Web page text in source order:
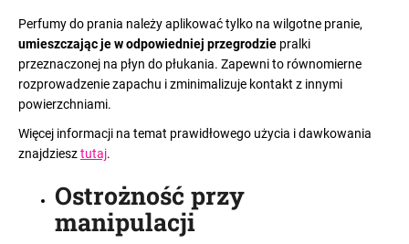
u
ł
ó
w
Perfumy do prania należy aplikować tylko na wilgotne pranie,
umieszczając je w odpowiedniej przegrodzie pralki
przeznaczonej na płyn do płukania. Zapewni to równomierne
rozprowadzenie zapachu i zminimalizuje kontakt z innymi
powierzchniami.
Więcej informacji na temat prawidłowego użycia i dawkowania
znajdziesztutaj.
Ostrożność przy
manipulacji